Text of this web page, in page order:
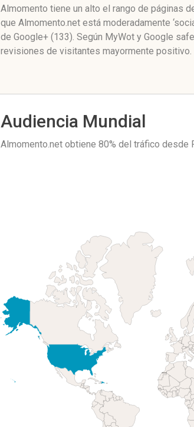
Almomento tiene un alto el rango de páginas
que Almomento.net está moderadamente
de Google+ (133). Según MyWot y Google
revisiones de visitantes mayormente positivo.
Audiencia Mundial
Almomento.net obtiene 80% del tráfico desde